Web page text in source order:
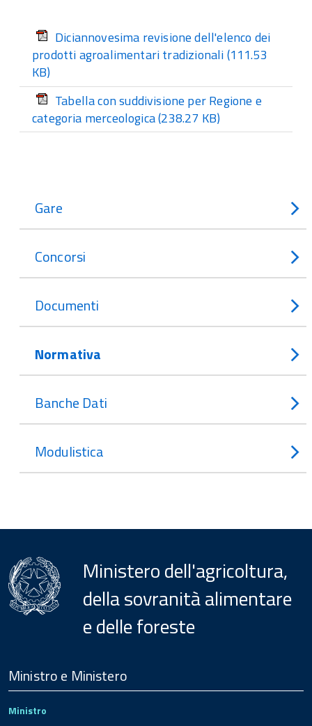
Diciannovesima revisione dell'elenco dei
prodotti agroalimentari tradizionali(111.53
KB)
Tabella con suddivisione per Regione e
categoria merceologica(238.27 KB)
Gare
Concorsi
Documenti
Normativa
Banche Dati
Modulistica
Ministero dell'agricoltura,
della sovranità alimentare
e delle foreste
Footer
Ministro e Ministero
Ministro